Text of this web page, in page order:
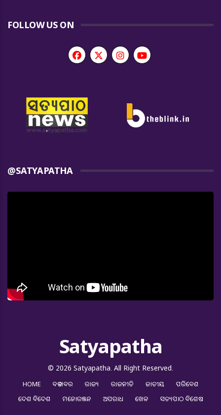
FOLLOW US ON
@SATYAPATHA
Satyapatha
© 2026 Satyapatha. All Right Reserved.
HOME ବଡ ଖବର ରାଜ୍ୟ ରାଜନୀତି ଜାତୀୟ
ପରିବେଶ
ଦେଶ ବିଦେଶ
ମନୋରଞ୍ଜନ ଅପରାଧ ଖେଳ ସତ୍ୟପାଠ ବିଶେଷ